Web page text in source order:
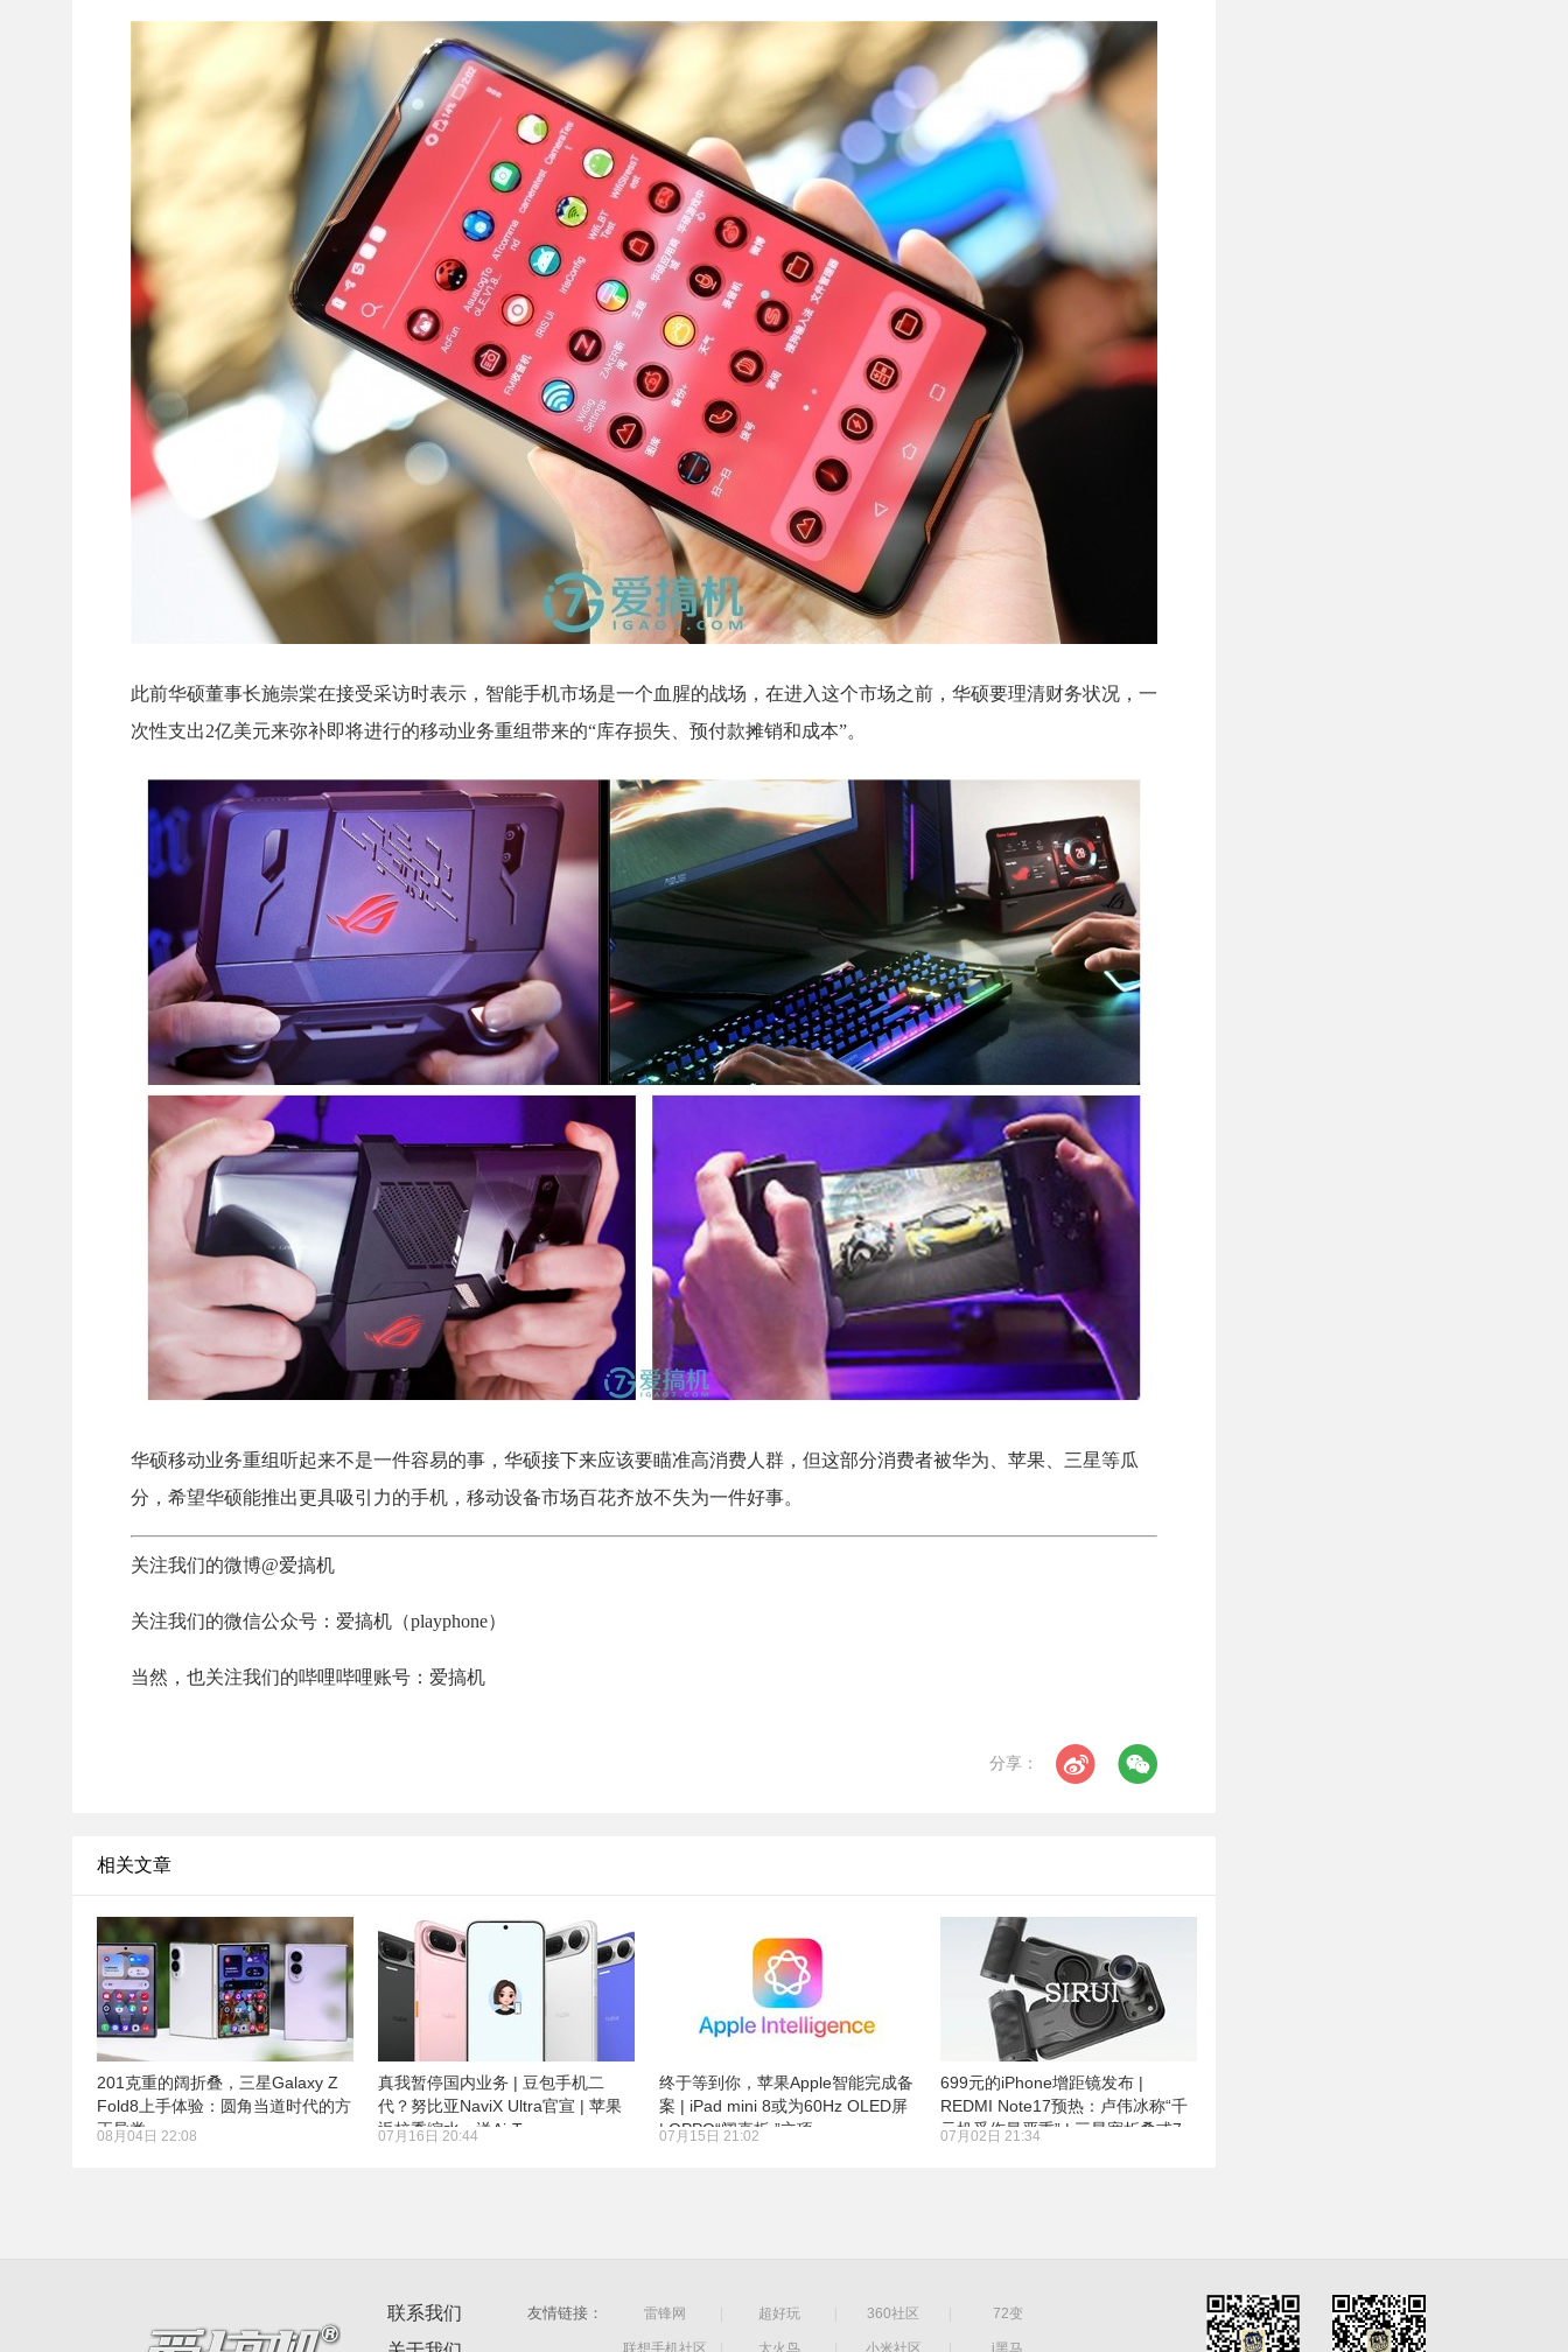
此前华硕董事长施崇棠在接受采访时表示，智能手机市场是一个血腥的战场，在进入这个市场之前，华硕要理清财务状况，一
次性支出2亿美元来弥补即将进行的移动业务重组带来的“库存损失、预付款摊销和成本”。
华硕移动业务重组听起来不是一件容易的事，华硕接下来应该要瞄准高消费人群，但这部分消费者被华为、苹果、三星等瓜
分，希望华硕能推出更具吸引力的手机，移动设备市场百花齐放不失为一件好事。
关注我们的微博@爱搞机
关注我们的微信公众号：爱搞机（playphone）
当然，也关注我们的哔哩哔哩账号：爱搞机
分享：
相关文章
201克重的阔折叠，三星Galaxy Z
Fold8上手体验：圆角当道时代的方
正异类
08月04日 22:08
真我暂停国内业务 | 豆包手机二
代？努比亚NaviX Ultra官宣 | 苹果
返校季缩水：送AirTags
07月16日 20:44
终于等到你，苹果Apple智能完成备
案 | iPad mini 8或为60Hz OLED屏
| OPPO“阔直板 ”立项
07月15日 21:02
699元的iPhone增距镜发布 |
REDMI Note17预热：卢伟冰称“千
元机受伤最严重” | 三星宽折叠或7
07月02日 21:34
联系我们
友情链接： 雷锋网 超好玩 360社区 72变
联想手机社区 太火鸟 小米社区 i黑马